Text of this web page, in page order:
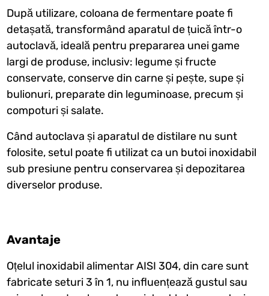
După utilizare, coloana de fermentare poate fi
detașată, transformând aparatul de țuică într-o
autoclavă, ideală pentru prepararea unei game
largi de produse, inclusiv: legume și fructe
conservate, conserve din carne și pește, supe și
bulionuri, preparate din leguminoase, precum și
compoturi și salate.
Când autoclava și aparatul de distilare nu sunt
folosite, setul poate fi utilizat ca un butoi inoxidabil
sub presiune pentru conservarea și depozitarea
diverselor produse.
Avantaje
Oțelul inoxidabil alimentar AISI 304, din care sunt
fabricate seturi 3 în 1, nu influențează gustul sau